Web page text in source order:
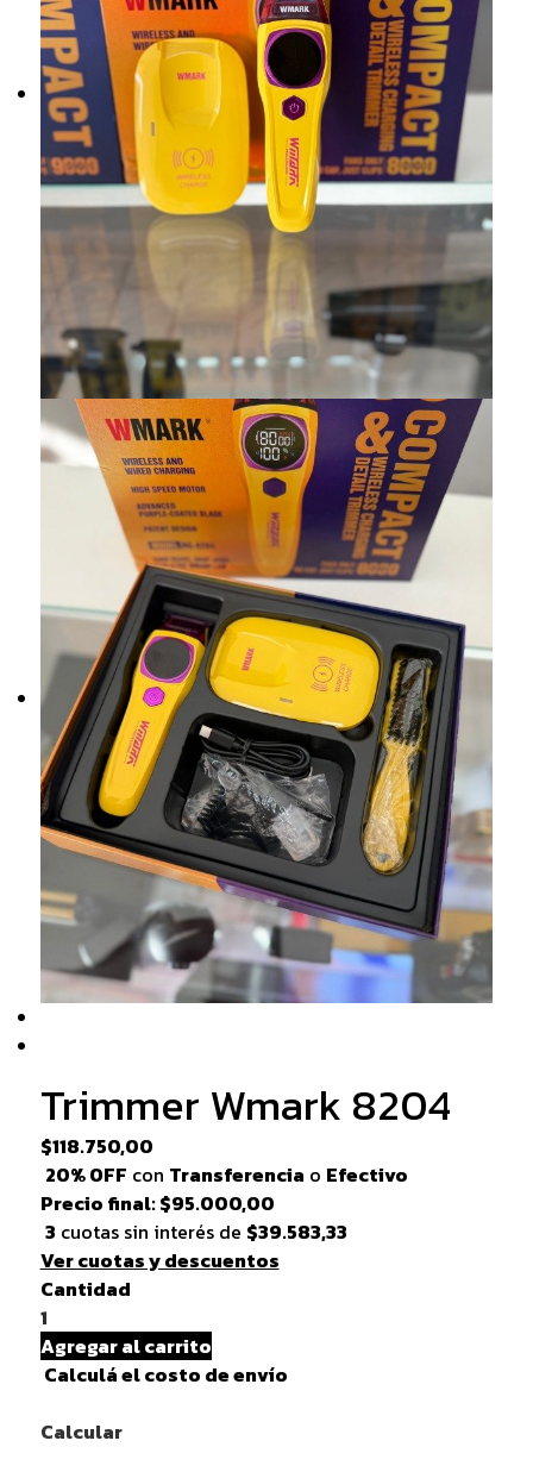
Trimmer Wmark 8204
$118.750,00
20% OFF con Transferencia o Efectivo
Precio final: $95.000,00
3 cuotas sin interés de $39.583,33
Ver cuotas y descuentos
Cantidad
1
Agregar al carrito
Calculá el costo de envío
Calcular